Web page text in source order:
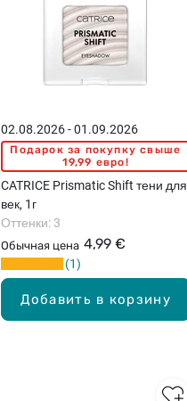
Добавить в корзину
02.08.2026 - 01.09.2026
Подарок за покупку свыше
19,99 евро!
CATRICE Prismatic Shift тени для
век, 1г
Обычная цена 4,99 €
Оттенки: 3
1